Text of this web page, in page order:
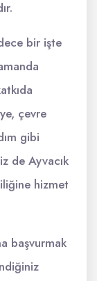
bir işte
çevre
gibi
de Ayvacık
hizmet
başvurmak